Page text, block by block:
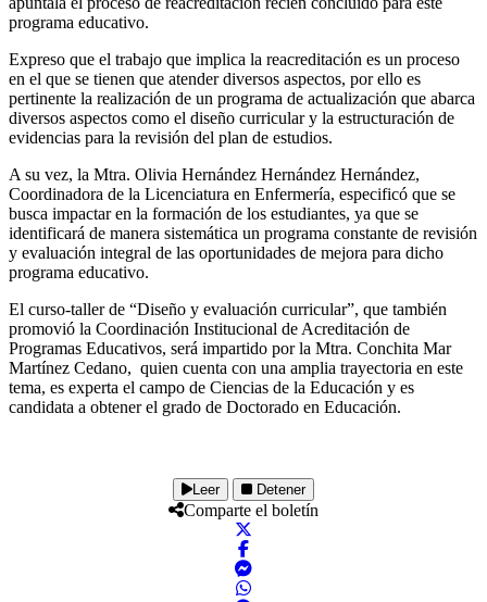
programa educativo.
Expreso que el trabajo que implica la reacreditación es un proceso
en el que se tienen que atender diversos aspectos, por ello es
pertinente la realización de un programa de actualización que abarca
diversos aspectos como el diseño curricular y la estructuración de
evidencias para la revisión del plan de estudios.
A su vez, la Mtra. Olivia Hernández Hernández Hernández,
Coordinadora de la Licenciatura en Enfermería, especificó que se
busca impactar en la formación de los estudiantes, ya que se
identificará de manera sistemática un programa constante de revisión
y evaluación integral de las oportunidades de mejora para dicho
programa educativo.
El curso-taller de “Diseño y evaluación curricular”, que también
promovió la Coordinación Institucional de Acreditación de
Programas Educativos, será impartido por la Mtra. Conchita Mar
Martínez Cedano, quien cuenta con una amplia trayectoria en este
tema, es experta el campo de Ciencias de la Educación y es
candidata a obtener el grado de Doctorado en Educación.
Leer Detener
Comparte el boletín